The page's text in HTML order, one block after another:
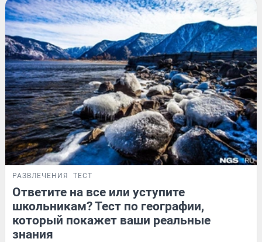
РАЗВЛЕЧЕНИЯ ТЕСТ
Ответите на все или уступите
школьникам? Тест по географии,
который покажет ваши реальные
знания